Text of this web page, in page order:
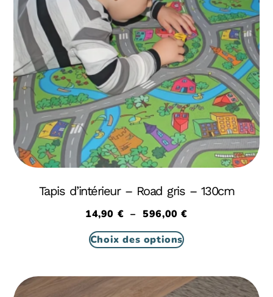
Tapis d’intérieur – Road gris – 130cm
14,90 € – 596,00€
Choix des options